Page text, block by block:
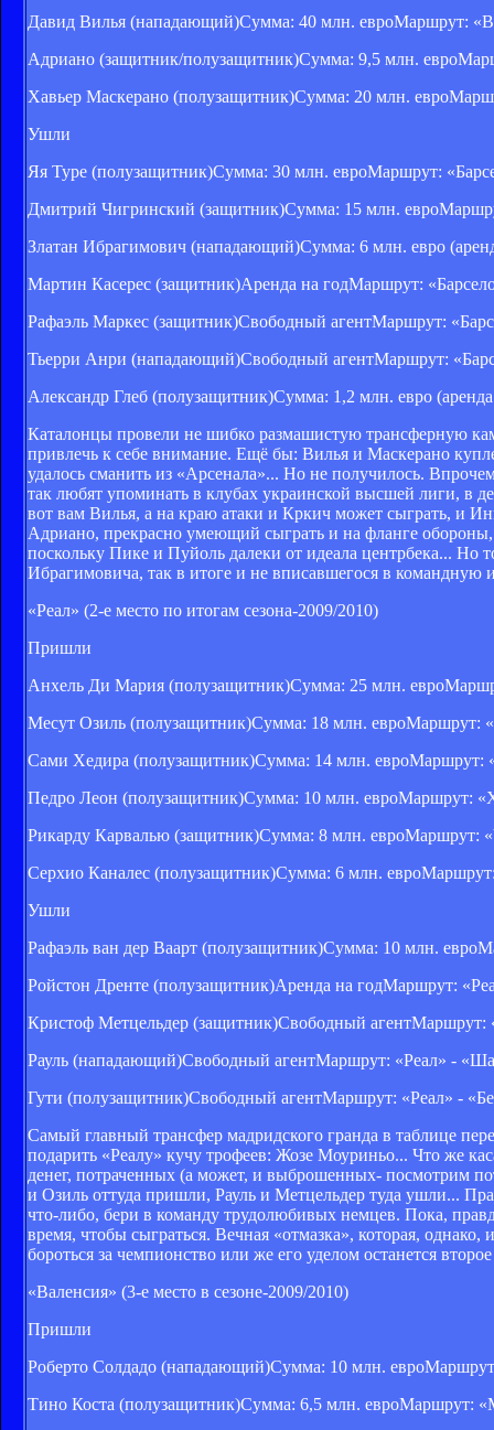
Давид Вилья (нападающий)Сумма: 40 млн. евроМаршрут:
Адриано (защитник/полузащитник)Сумма: 9,5 млн.
Хавьер Маскерано (полузащитник)Сумма: 20 млн.
Ушли
Яя Туре (полузащитник)Сумма: 30 млн. евроМаршрут:
Дмитрий Чигринский (защитник)Сумма: 15 млн.
Златан Ибрагимович (нападающий)Сумма: 6 млн. евро
Мартин Касерес (защитник)Аренда на годМаршрут:
Рафаэль Маркес (защитник)Свободный агентМаршрут:
Тьерри Анри (нападающий)Свободный агентМаршрут:
Александр Глеб (полузащитник)Сумма: 1,2 млн. евро
Каталонцы провели не шибко размашистую трансферную
привлечь к себе внимание. Ещё бы: Вилья и Маскерано
удалось сманить из «Арсенала»... Но не получилось.
так любят упоминать в клубах украинской высшей лиги,
вот вам Вилья, а на краю атаки и Кркич может сыграть, и
Адриано, прекрасно умеющий сыграть и на фланге
поскольку Пике и Пуйоль далеки от идеала центрбека... Но
Ибрагимовича, так в итоге и не вписавшегося в командную
«Реал» (2-е место по итогам сезона-2009/2010)
Пришли
Анхель Ди Мария (полузащитник)Сумма: 25 млн.
Месут Озиль (полузащитник)Сумма: 18 млн. евроМаршрут:
Сами Хедира (полузащитник)Сумма: 14 млн. евроМаршрут:
Педро Леон (полузащитник)Сумма: 10 млн. евроМаршрут:
Рикарду Карвалью (защитник)Сумма: 8 млн. евроМаршрут:
Серхио Каналес (полузащитник)Сумма: 6 млн.
Ушли
Рафаэль ван дер Ваарт (полузащитник)Сумма: 10 млн.
Ройстон Дренте (полузащитник)Аренда на годМаршрут:
Кристоф Метцельдер (защитник)Свободный агентМаршрут:
Рауль (нападающий)Свободный агентМаршрут: «Реал» -
Гути (полузащитник)Свободный агентМаршрут: «Реал» -
Самый главный трансфер мадридского гранда в таблице
подарить «Реалу» кучу трофеев: Жозе Моуриньо... Что же
денег, потраченных (а может, и выброшенных- посмотрим
и Озиль оттуда пришли, Рауль и Метцельдер туда ушли...
что-либо, бери в команду трудолюбивых немцев. Пока,
время, чтобы сыграться. Вечная «отмазка», которая,
бороться за чемпионство или же его уделом останется
«Валенсия» (3-е место в сезоне-2009/2010)
Пришли
Роберто Солдадо (нападающий)Сумма: 10 млн.
Тино Коста (полузащитник)Сумма: 6,5 млн. евроМаршрут: